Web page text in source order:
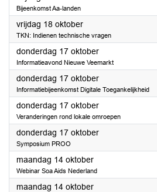
Bijeenkomst Aa-landen
vrijdag 18 oktober2024
TKN: Indienen technische vragen
donderdag 17 oktober2024
Informatieavond Nieuwe Veemarkt
donderdag 17 oktober2024
Informatiebijeenkomst Digitale Toegankelijkheid
donderdag 17 oktober2024
Veranderingen rond lokale omroepen
donderdag 17 oktober2024
Symposium PROO
maandag 14 oktober2024
Webinar Soa Aids Nederland
maandag 14 oktober2024